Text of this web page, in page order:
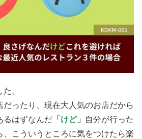
。
だったり、現在大人気のお店だから
るはずなんだ 「けど」
自分が行った
、こういうところに気をつけたら楽